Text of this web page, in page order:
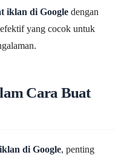
iklan di Google dengan
yang cocok untuk
Cara Buat
di Google, penting